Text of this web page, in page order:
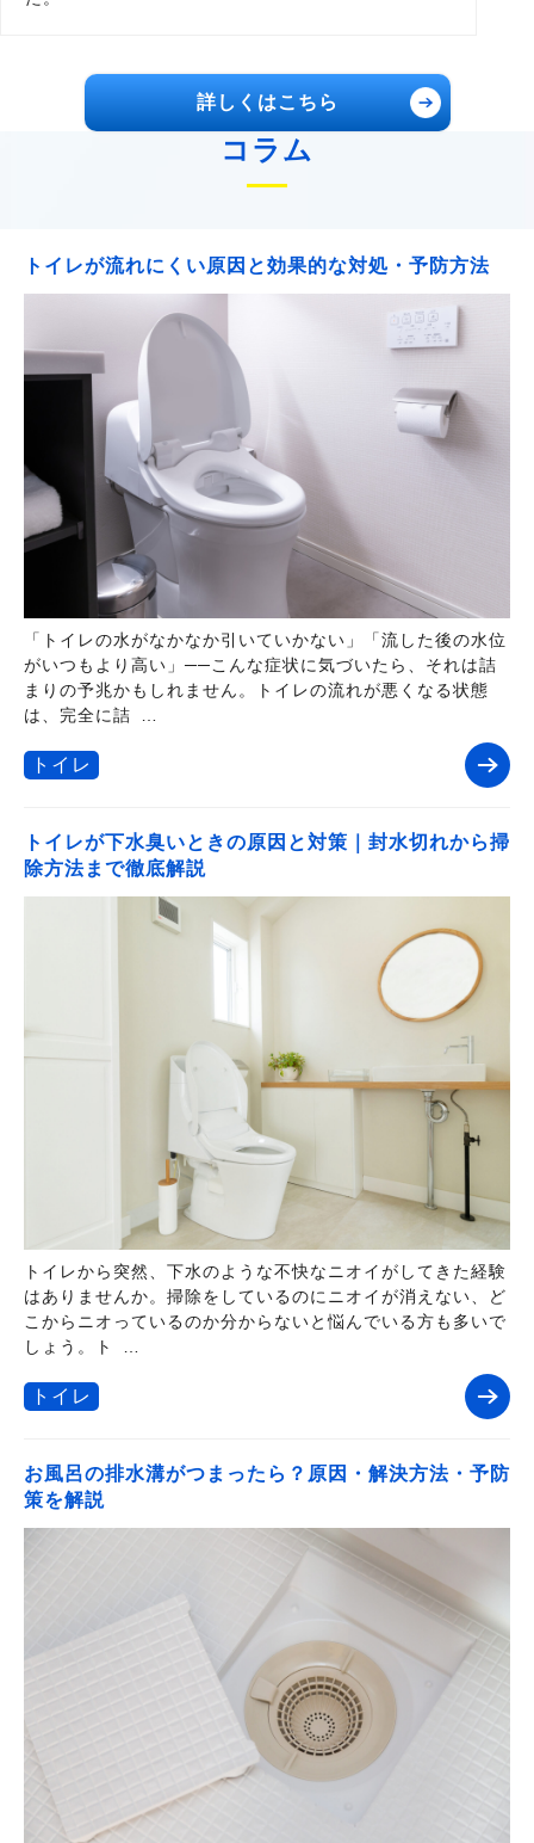
詳しくはこちら
コラム
トイレが流れにくい原因と効果的な対処・予防方法
「トイレの水がなかなか引いていかない」「流した後の水位
がいつもより高い」──こんな症状に気づいたら、それは詰
まりの予兆かもしれません。トイレの流れが悪くなる状態
は、完全に詰 …
トイレ
トイレが下水臭いときの原因と対策｜封水切れから掃
除方法まで徹底解説
トイレから突然、下水のような不快なニオイがしてきた経験
はありませんか。掃除をしているのにニオイが消えない、ど
こからニオっているのか分からないと悩んでいる方も多いで
しょう。ト …
トイレ
お風呂の排水溝がつまったら？原因・解決方法・予防
策を解説